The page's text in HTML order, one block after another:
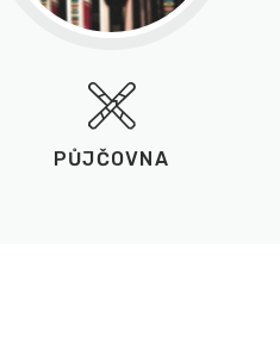
PŮJČOVNA